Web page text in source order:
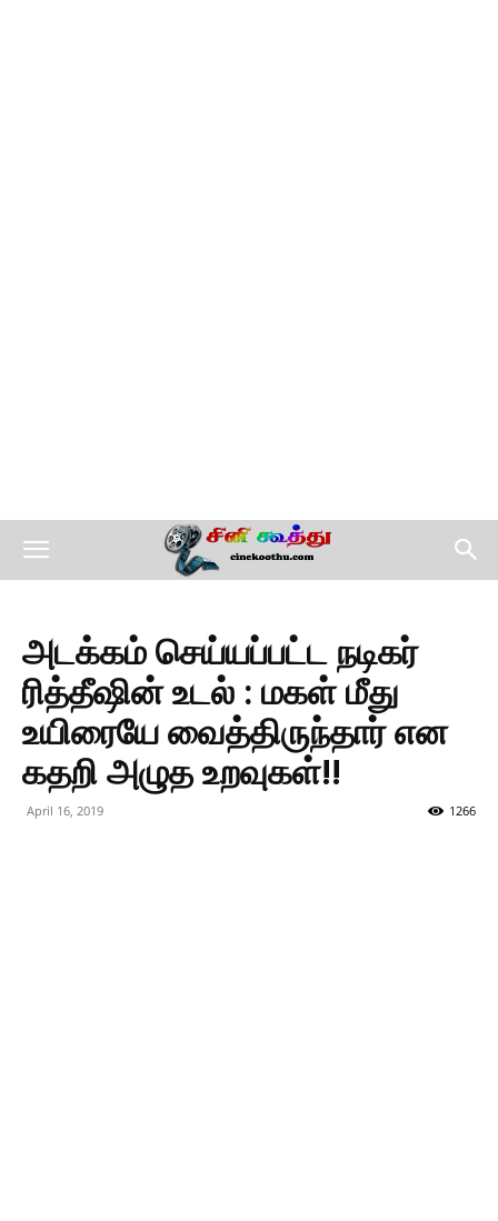
அடக்கம் செய்யப்பட்ட நடிகர்
ரித்தீஷின் உடல் : மகள் மீது
உயிரையே வைத்திருந்தார் என
கதறி அழுத உறவுகள்!!
April 16, 2019 1266